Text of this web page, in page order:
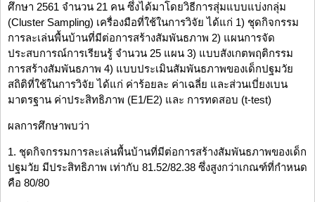
ศึกษา 2561 จำนวน 21 คน ซึ่งได้มาโดยวิธีการสุ่มแบบแบ่งกลุ่ม
(Cluster Sampling) เครื่องมือที่ใช้ในการวิจัย ได้แก่ 1) ชุดกิจกรรม
การละเล่นพื้นบ้านที่มีต่อการสร้างสัมพันธภาพ 2) แผนการจัด
ประสบการณ์การเรียนรู้ จำนวน 25 แผน 3) แบบสังเกตพฤติกรรม
การสร้างสัมพันธภาพ 4) แบบประเมินสัมพันธภาพของเด็กปฐมวัย
สถิติที่ใช้ในการวิจัย ได้แก่ ค่าร้อยละ ค่าเฉลี่ย และส่วนเบี่ยงเบน
มาตรฐาน ค่าประสิทธิภาพ (E1/E2) และ การทดสอบ (t-test)
ผลการศึกษาพบว่า
1. ชุดกิจกรรมการละเล่นพื้นบ้านที่มีต่อการสร้างสัมพันธภาพของเด็ก
ปฐมวัย มีประสิทธิภาพ เท่ากับ 81.52/82.38 ซึ่งสูงกว่าเกณฑ์ที่กำหนด
คือ 80/80